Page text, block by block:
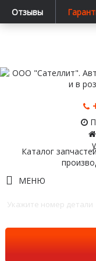
Отзывы
Каталог
МЕНЮ